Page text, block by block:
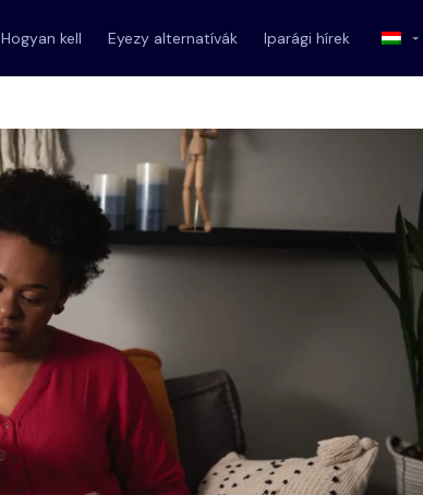
Hogyan kell Eyezy alternatívák Iparági hírek